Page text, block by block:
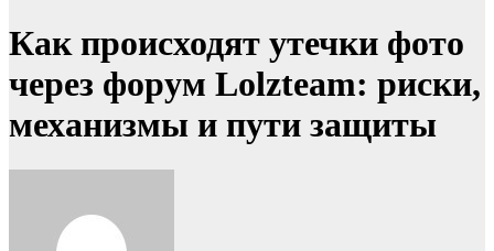
Как происходят утечки фото
через форум Lolzteam: риски,
механизмы и пути защиты